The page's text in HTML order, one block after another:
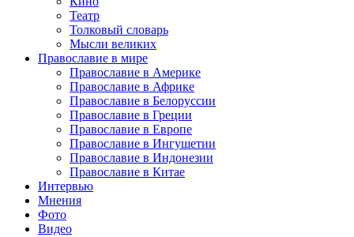
Театр
Толковый словарь
Мысли великих
Православие в мире
Православие в Америке
Православие в Африке
Православие в Белоруссии
Православие в Греции
Православие в Европе
Православие в Ингушетии
Православие в Индонезии
Православие в Китае
Интервью
Мнения
Фото
Видео